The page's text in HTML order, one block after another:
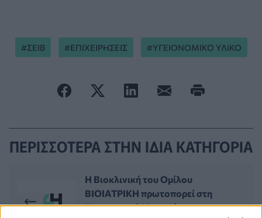
ΣΕΙΒ ΕΠΙΧΕΙΡΗΣΕΙΣ ΥΓΕΙΟΝΟΜΙΚΟ ΥΛΙΚΟ
ΠΕΡΙΣΣΟΤΕΡΑ ΣΤΗΝ ΙΔΙΑ ΚΑΤΗΓΟΡΙΑ
Η Βιοκλινική του Ομίλου
ΒΙΟΙΑΤΡΙΚΗ πρωτοπορεί στη
Χειρουργική Μαστού